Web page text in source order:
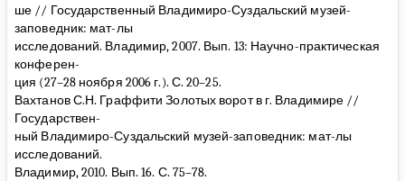
ше // Государственный Владимиро-Суздальский музей-
заповедник: мат-лы
исследований. Владимир, 2007. Вып. 13: Научно-практическая
конферен-
ция (27–28 ноября 2006 г.). С. 20–25.
Вахтанов С.Н. Граффити Золотых ворот в г. Владимире //
Государствен-
ный Владимиро-Суздальский музей-заповедник: мат-лы
исследований.
Владимир, 2010. Вып. 16. С. 75–78.